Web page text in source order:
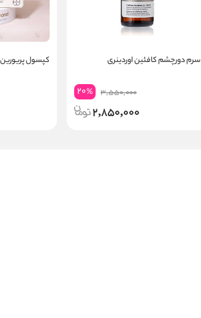
سرم دورچشم کافئین اوردینری
3,550,000
20%
2,850,000
کپسول پریورین